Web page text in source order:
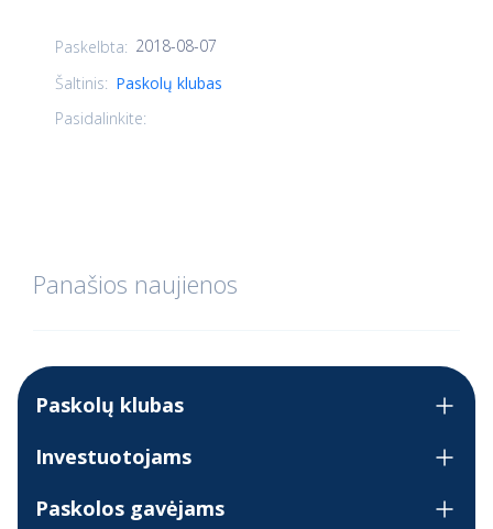
Paskelbta: 2018-08-07
Šaltinis: Paskolų klubas
Pasidalinkite:
Panašios naujienos
Paskolų klubas
Investuotojams
Paskolos gavėjams